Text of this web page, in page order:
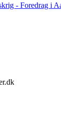
- Foredrag i